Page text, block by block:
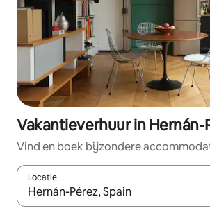
Vakantieverhuur in Hernán-
Vind en boek bijzondere
Locatie
Wanneer er suggesties beschikbaar